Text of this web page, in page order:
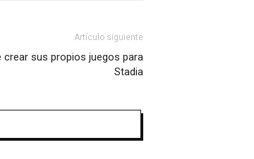
Artículo siguiente
crear sus propios juegos para
Stadia